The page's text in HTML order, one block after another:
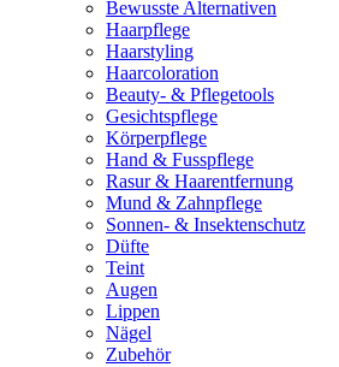
Bewusste Alternativen
Haarpflege
Haarstyling
Haarcoloration
Beauty- & Pflegetools
Gesichtspflege
Körperpflege
Hand & Fusspflege
Rasur & Haarentfernung
Mund & Zahnpflege
Sonnen- & Insektenschutz
Düfte
Teint
Augen
Lippen
Nägel
Zubehör